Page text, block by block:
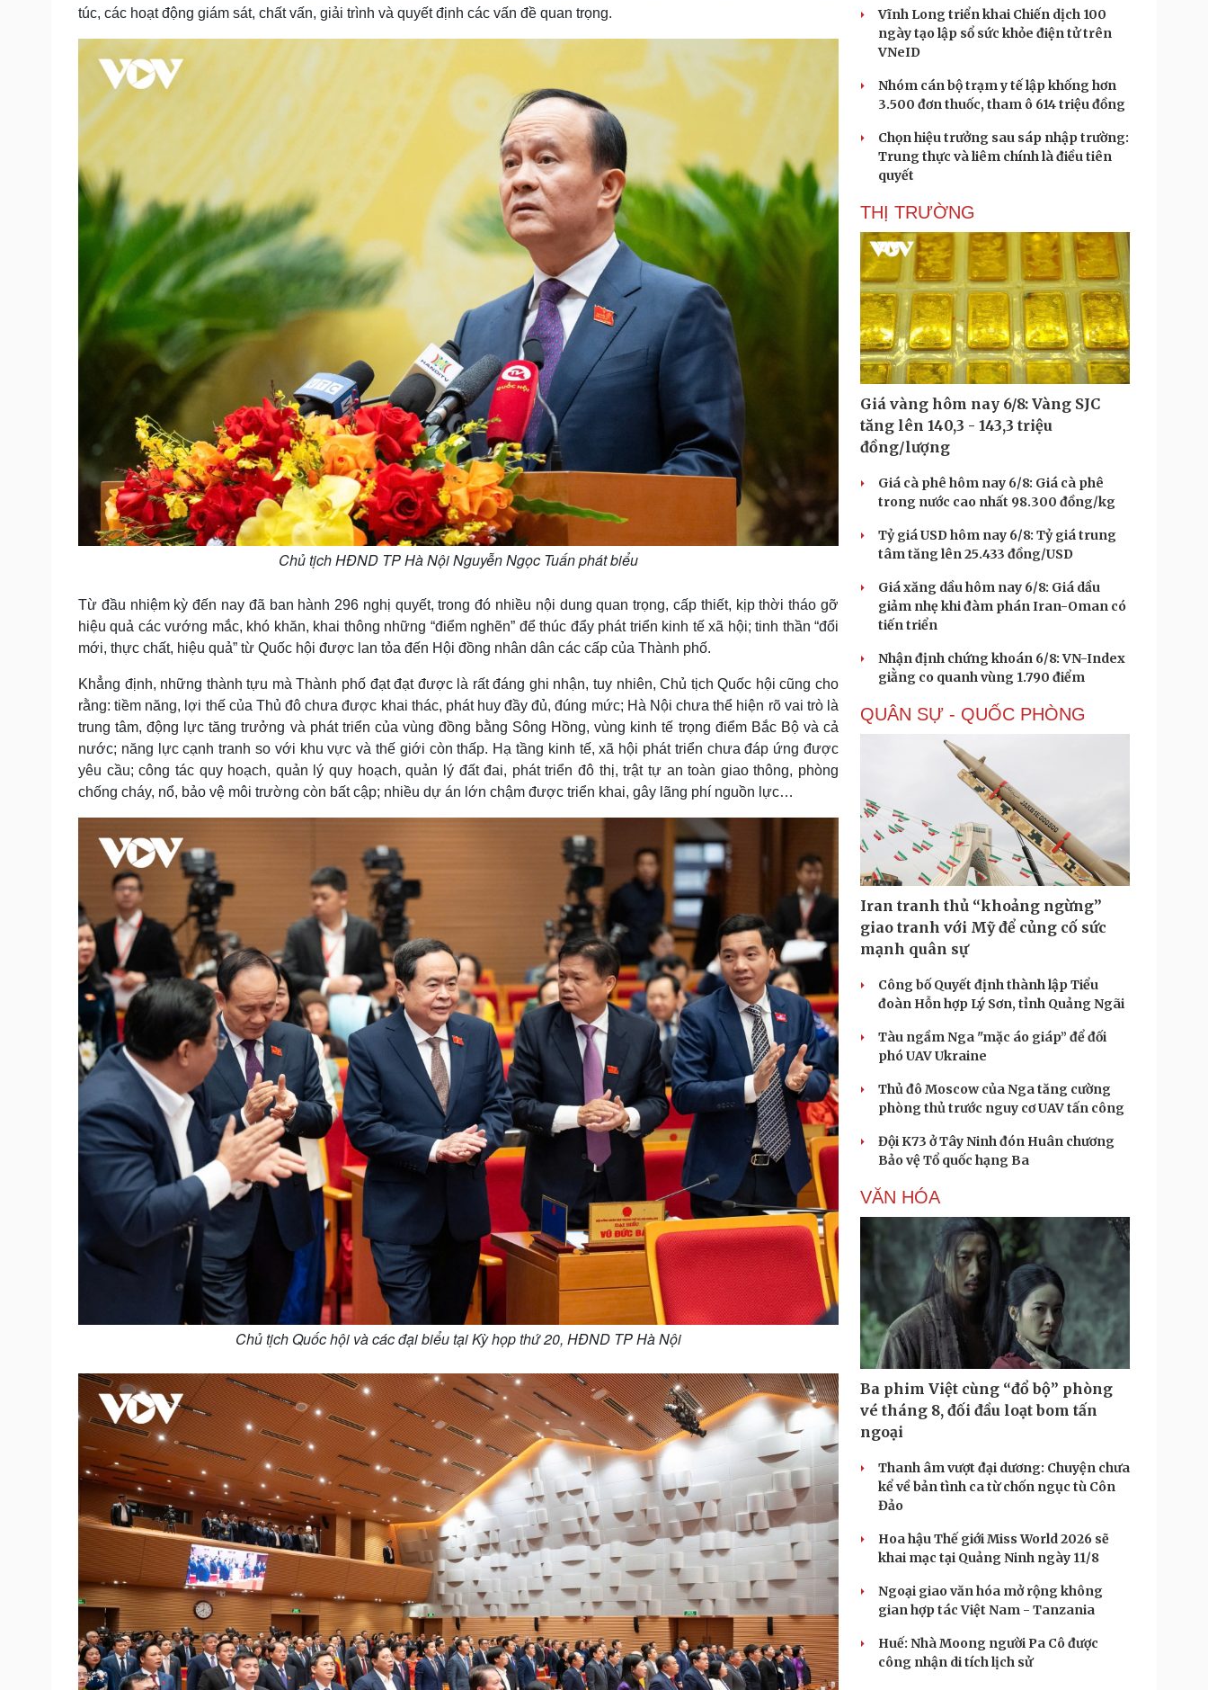
túc, các hoạt động giám sát, chất vấn, giải trình và quyết định các vấn đề quan trọng.
Chủ tịch HĐND TP Hà Nội Nguyễn Ngọc Tuấn phát biểu
Từ đầu nhiệm kỳ đến nay đã ban hành 296 nghị quyết, trong đó nhiều nội dung quan trọng, cấp thiết, kịp thời tháo gỡ
hiệu quả các vướng mắc, khó khăn, khai thông những “điểm nghẽn” để thúc đẩy phát triển kinh tế xã hội; tinh thần “đổi
mới, thực chất, hiệu quả” từ Quốc hội được lan tỏa đến Hội đồng nhân dân các cấp của Thành phố.
Khẳng định, những thành tựu mà Thành phố đạt đạt được là rất đáng ghi nhận, tuy nhiên, Chủ tịch Quốc hội cũng cho
rằng: tiềm năng, lợi thế của Thủ đô chưa được khai thác, phát huy đầy đủ, đúng mức; Hà Nội chưa thể hiện rõ vai trò là
trung tâm, động lực tăng trưởng và phát triển của vùng đồng bằng Sông Hồng, vùng kinh tế trọng điểm Bắc Bộ và cả
nước; năng lực cạnh tranh so với khu vực và thế giới còn thấp. Hạ tầng kinh tế, xã hội phát triển chưa đáp ứng được
yêu cầu; công tác quy hoạch, quản lý quy hoạch, quản lý đất đai, phát triển đô thị, trật tự an toàn giao thông, phòng
chống cháy, nổ, bảo vệ môi trường còn bất cập; nhiều dự án lớn chậm được triển khai, gây lãng phí nguồn lực…
Chủ tịch Quốc hội và các đại biểu tại Kỳ họp thứ 20, HĐND TP Hà Nội
Vĩnh Long triển khai Chiến dịch 100
ngày tạo lập sổ sức khỏe điện tử trên
VNeID
Nhóm cán bộ trạm y tế lập khống hơn
3.500 đơn thuốc, tham ô 614 triệu đồng
Chọn hiệu trưởng sau sáp nhập trường:
Trung thực và liêm chính là điều tiên
quyết
THỊ TRƯỜNG
Giá vàng hôm nay 6/8: Vàng SJC
tăng lên 140,3 - 143,3 triệu
đồng/lượng
Giá cà phê hôm nay 6/8: Giá cà phê
trong nước cao nhất 98.300 đồng/kg
Tỷ giá USD hôm nay 6/8: Tỷ giá trung
tâm tăng lên 25.433 đồng/USD
Giá xăng dầu hôm nay 6/8: Giá dầu
giảm nhẹ khi đàm phán Iran-Oman có
tiến triển
Nhận định chứng khoán 6/8: VN-Index
giằng co quanh vùng 1.790 điểm
QUÂN SỰ - QUỐC PHÒNG
Iran tranh thủ “khoảng ngừng”
giao tranh với Mỹ để củng cố sức
mạnh quân sự
Công bố Quyết định thành lập Tiểu
đoàn Hỗn hợp Lý Sơn, tỉnh Quảng Ngãi
Tàu ngầm Nga "mặc áo giáp” để đối
phó UAV Ukraine
Thủ đô Moscow của Nga tăng cường
phòng thủ trước nguy cơ UAV tấn công
Đội K73 ở Tây Ninh đón Huân chương
Bảo vệ Tổ quốc hạng Ba
VĂN HÓA
Ba phim Việt cùng “đổ bộ” phòng
vé tháng 8, đối đầu loạt bom tấn
ngoại
Thanh âm vượt đại dương: Chuyện chưa
kể về bản tình ca từ chốn ngục tù Côn
Đảo
Hoa hậu Thế giới Miss World 2026 sẽ
khai mạc tại Quảng Ninh ngày 11/8
Ngoại giao văn hóa mở rộng không
gian hợp tác Việt Nam - Tanzania
Huế: Nhà Moong người Pa Cô được
công nhận di tích lịch sử